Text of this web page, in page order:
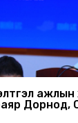
ажлын
Дорнод,